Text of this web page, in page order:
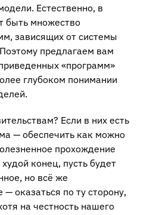
Естественно, в
быть множество
зависящих от системы
предлагаем вам
«программ»
глубоком понимании
Если в них есть
— обеспечить как можно
прохождение
конец, пусть будет
но всё же
оказаться по ту сторону,
на честность нашего